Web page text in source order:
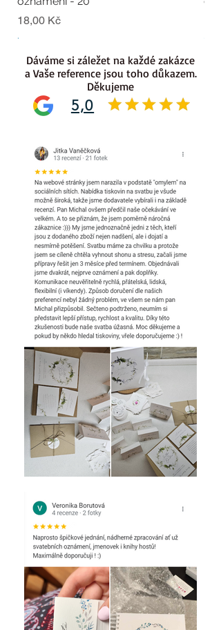
Cena
18,00 Kč
.
5,0
Dáváme si záležet na každé zakázce
a Vaše reference jsou toho důkazem.
Děkujeme